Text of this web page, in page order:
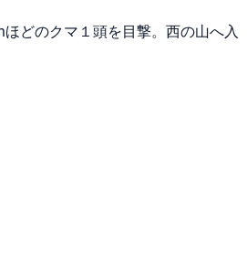
どのクマ１頭を目撃。西の山へ入